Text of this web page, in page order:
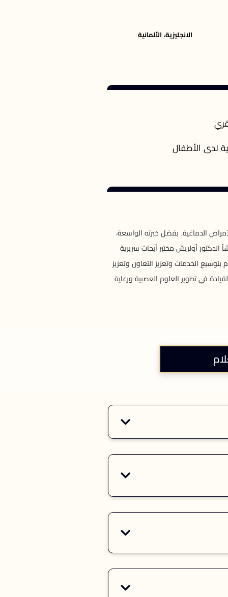
الانجليزية، الألمانية
لدى الأطفال
الدماغية. بفضل خبرته الواسعة،
أولريش مختبر أبحاث سريرية
الخدمات وتعزيز التعاون وتعزيز
في تطوير العلوم العصبية ورعاية